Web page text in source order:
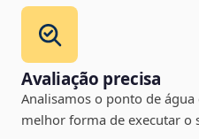
Avaliação precisa
Analisamos o ponto de
melhor forma de executar o